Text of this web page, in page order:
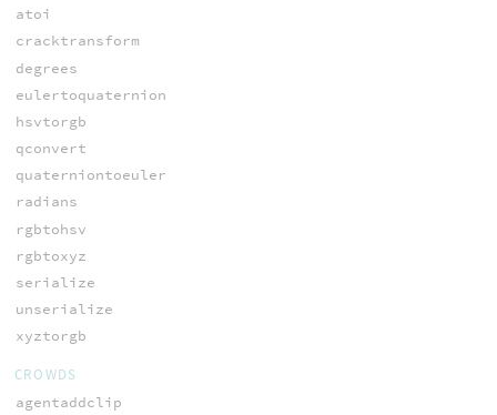
atoi
cracktransform
degrees
eulertoquaternion
hsvtorgb
qconvert
quaterniontoeuler
radians
rgbtohsv
rgbtoxyz
serialize
unserialize
xyztorgb
CROWDS
agentaddclip